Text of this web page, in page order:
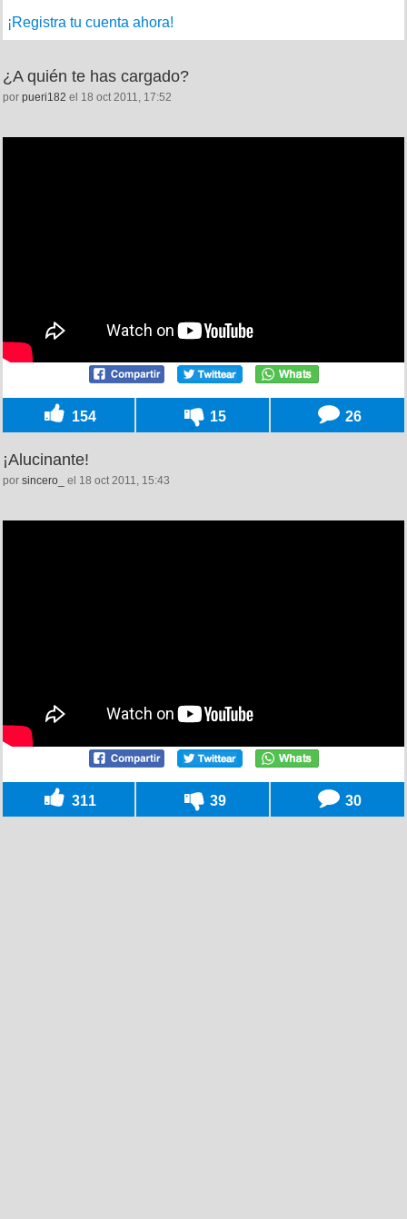
¡Registra tu cuenta ahora!
¿A quién te has cargado?
por pueri182 el 18 oct 2011, 17:52
154 15 26
¡Alucinante!
por sincero_ el 18 oct 2011, 15:43
311 39 30